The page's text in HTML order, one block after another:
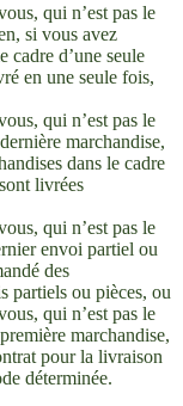
qui n’est pas le
si vous avez
cadre d’une seule
en une seule fois,
qui n’est pas le
marchandise,
dans le cadre
livrées
qui n’est pas le
envoi partiel ou
des
partiels ou pièces, ou
qui n’est pas le
marchandise,
pour la livraison
déterminée.